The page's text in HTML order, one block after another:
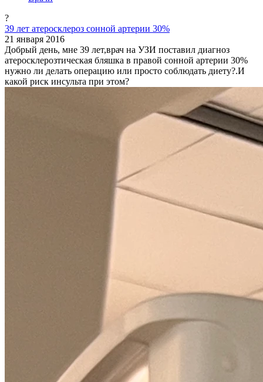
?
39 лет атеросклероз сонной артерии 30%
21 января 2016
Добрый день, мне 39 лет,врач на УЗИ поставил диагноз
атеросклерозтическая бляшка в правой сонной артерии 30%
нужно ли делать операцию или просто соблюдать диету?.И
какой риск инсульта при этом?